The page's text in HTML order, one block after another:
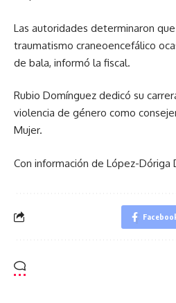
Las autoridades determinaron
traumatismo craneoencefálico
de bala, informó la fiscal.
Rubio Domínguez dedicó su
violencia de género como
Mujer.
Con información de López-Dóriga